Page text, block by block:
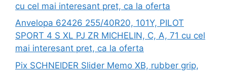
cu cel mai interesant pret, ca la oferta
Anvelopa 62426 255/40R20, 101Y, PILOT
SPORT 4 S XL PJ ZR MICHELIN, C, A, 71 cu cel
mai interesant pret, ca la oferta
Pix SCHNEIDER Slider Memo XB, rubber grip,